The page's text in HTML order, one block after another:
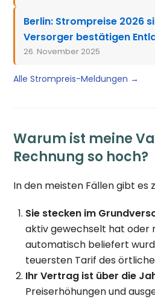
Berlin: Strompreise 2026
Versorger bestätigen
26. November 2025
Alle Strompreis-Meldungen →
Warum ist meine
Rechnung so hoch?
In den meisten Fällen gibt es
Sie stecken im
aktiv gewechselt hat oder
automatisch beliefert
teuersten Tarif des
Ihr Vertrag ist über die
Preiserhöhungen und